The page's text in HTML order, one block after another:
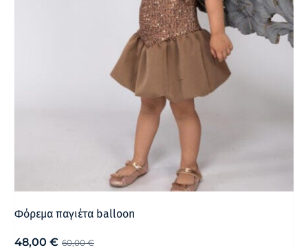
Φόρεμα παγιέτα balloon
60,00€
48,00 €